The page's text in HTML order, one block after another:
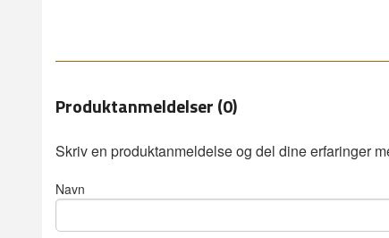
Produktanmeldelser (0)
Skriv en produktanmeldelse og del dine erfaringer
Navn